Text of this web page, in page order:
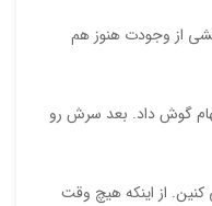
از وجودت هنوز هم
گوش داد. بعد سرش رو
از اینکه هیچ وقت